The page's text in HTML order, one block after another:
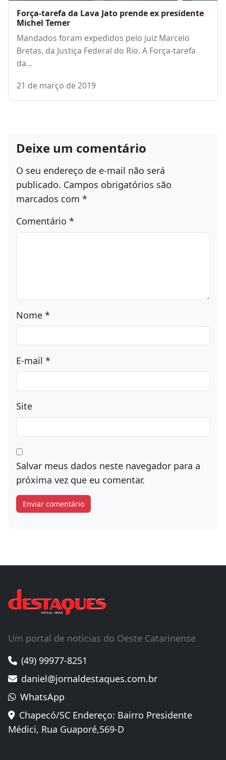
Força-tarefa da Lava Jato prende ex presidente
Michel Temer
Mandados foram expedidos pelo juiz Marcelo
Bretas, da Justiça Federal do Rio. A Força-tarefa
da…
21 de março de 2019
Deixe um comentário
O seu endereço de e-mail não será
publicado. Campos obrigatórios são
marcados com *
Comentário *
Nome *
E-mail *
Site
Salvar meus dados neste navegador para a
próxima vez que eu comentar.
Um portal de noticias do Oeste Catarinense
(49) 99977-8251
daniel@jornaldestaques.com.br
WhatsApp
Chapecó/SC Endereço: Bairro Presidente
Médici, Rua Guaporé,569-D